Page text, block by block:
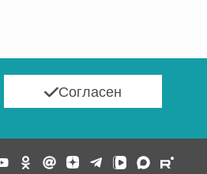
Согласен